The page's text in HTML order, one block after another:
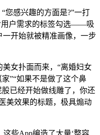
感兴趣的方面是?”一打
户需求的标签勾选——吸
开始就被精准画像，一步
女扑面而来，“离婚妇女
”“如果不是做了这个鼻
已经开始做线雕了，你还
美效果的标题，极具煽动
些App编造了大量‘整容